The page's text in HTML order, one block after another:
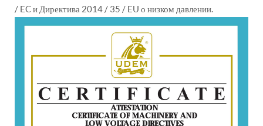
/ EC и Директива 2014 / 35 / EU о низком давлении.